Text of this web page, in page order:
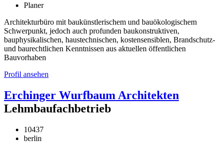
Planer
Architekturbüro mit baukünstlerischem und bauökologischem
Schwerpunkt, jedoch auch profunden baukonstruktiven,
bauphysikalischen, haustechnischen, kostensensiblen, Brandschutz-
und baurechtlichen Kenntnissen aus aktuellen öffentlichen
Bauvorhaben
Profil ansehen
Erchinger Wurfbaum Architekten
Lehmbaufachbetrieb
10437
berlin